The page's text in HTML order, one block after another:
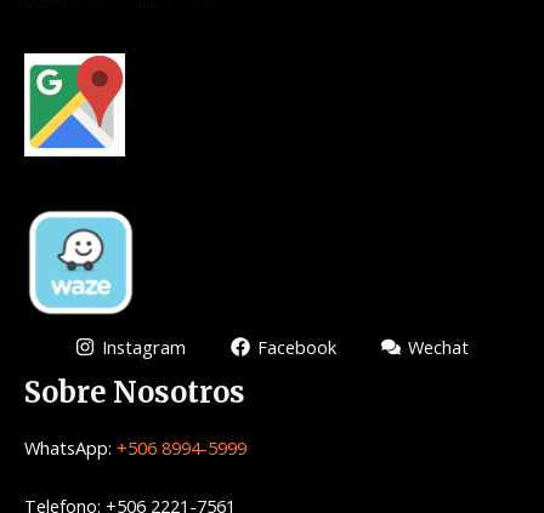
Instagram Facebook Wechat
Sobre Nosotros
WhatsApp: +506 8994-5999
Telefono: +506 2221-7561